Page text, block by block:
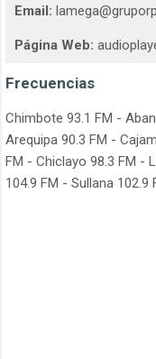
Email:
Página Web:
Frecuencias
Chimbote 93.1 FM -
Arequipa 90.3 FM -
FM - Chiclayo 98.3 FM -
104.9 FM - Sullana 102.9